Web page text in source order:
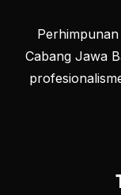
Cabang Jawa